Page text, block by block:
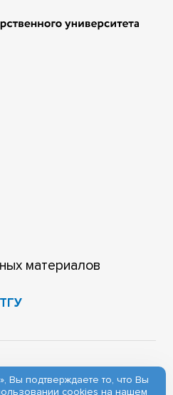
материалов
Вы подтверждаете то, что Вы
cookies на нашем